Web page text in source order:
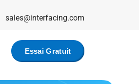
sales@interfacing.com
Essai Gratuit